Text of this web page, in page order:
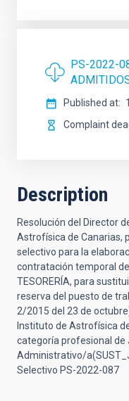
PS-2022-
Published at
Complaint
Description
Resolución del Director
Astrofísica de Canarias,
selectivo para la
contratación temporal
TESORERÍA, para
reserva del puesto de
2/2015 del 23 de
Instituto de Astrofísica
categoría profesional
Administrativo/
Selectivo PS-2022-087